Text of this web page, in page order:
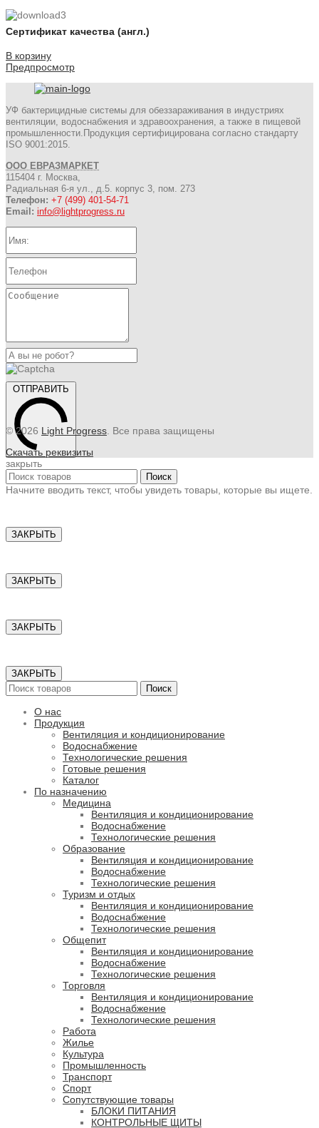
Сертификат качества (англ.)
В корзину
Предпросмотр
УФ бактерицидные системы для обеззараживания в индустриях
вентиляции, водоснабжения и здравоохранения, а также в пищевой
промышленности.Продукция сертифицирована согласно стандарту
ISO 9001:2015.
ООО ЕВРАЗМАРКЕТ
115404 г. Москва,
Радиальная 6-я ул., д.5. корпус 3, пом. 273
Телефон: +7 (499) 401-54-71
Email: info@lightprogress.ru
ОТПРАВИТЬ
© 2026 Light Progress. Все права защищены
Скачать реквизиты
закрыть
Поиск
Начните вводить текст, чтобы увидеть товары, которые вы ищете.
ЗАКРЫТЬ
ЗАКРЫТЬ
ЗАКРЫТЬ
ЗАКРЫТЬ
Поиск
О нас
Продукция
Вентиляция и кондиционирование
Водоснабжение
Технологические решения
Готовые решения
Каталог
По назначению
Медицина
Вентиляция и кондиционирование
Водоснабжение
Технологические решения
Образование
Вентиляция и кондиционирование
Водоснабжение
Технологические решения
Туризм и отдых
Вентиляция и кондиционирование
Водоснабжение
Технологические решения
Общепит
Вентиляция и кондиционирование
Водоснабжение
Технологические решения
Торговля
Вентиляция и кондиционирование
Водоснабжение
Технологические решения
Работа
Жилье
Культура
Промышленность
Транспорт
Спорт
Сопутствующие товары
БЛОКИ ПИТАНИЯ
КОНТРОЛЬНЫЕ ЩИТЫ